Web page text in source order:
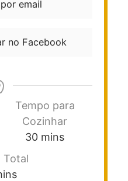
email
no Facebook
Tempo para
Cozinhar
30 mins
Total